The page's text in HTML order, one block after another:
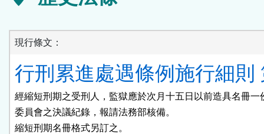
現行條文：
行刑累進處遇條例施行細則
經縮短刑期之受刑人，監獄應於次月十五日以前造具名冊一
委員會之決議紀錄，報請法務部核備。
縮短刑期名冊格式另訂之。